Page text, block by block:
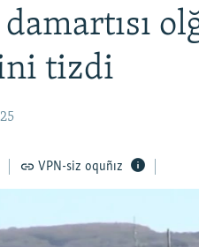
tizdi
VPN-siz oquñız